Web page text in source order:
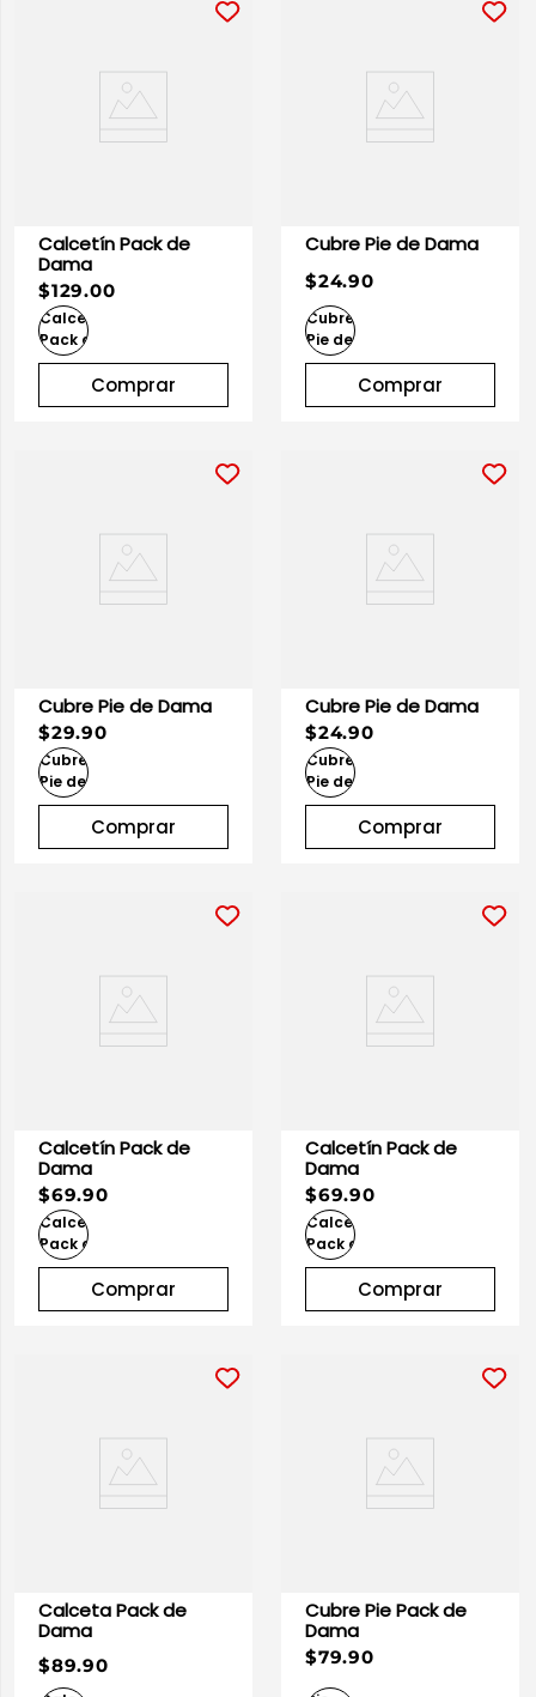
Calcetín Pack de
Dama
$129.00
Comprar
Cubre Pie de Dama
$24.90
Comprar
Cubre Pie de Dama
$29.90
Comprar
Cubre Pie de Dama
$24.90
Comprar
Calcetín Pack de
Dama
$69.90
Comprar
Calcetín Pack de
Dama
$69.90
Comprar
Calceta Pack de
Dama
$89.90
Cubre Pie Pack de
Dama
$79.90